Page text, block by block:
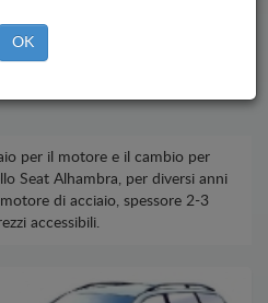
per il motore e il cambio per
Seat Alhambra, per diversi anni
di acciaio, spessore 2-3
accessibili.
OK